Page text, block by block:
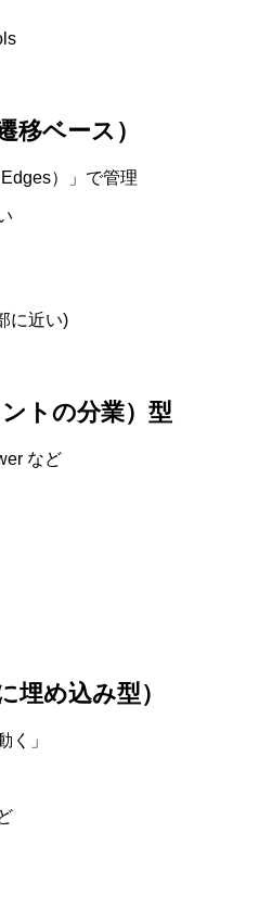
ベース）
）」で管理
に近い)
トの分業）型
など
埋め込み型）
く」